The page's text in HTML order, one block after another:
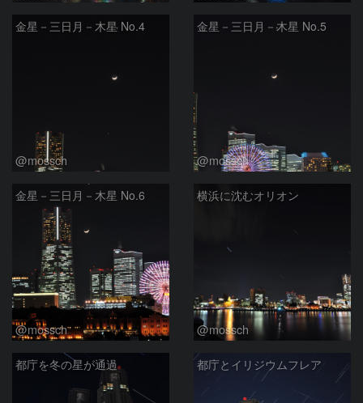
金星－三日月－木星 No.4
@mossch
金星－三日月－木星 No.5
@mossch
金星－三日月－木星 No.6
@mossch
横浜に沈むオリオン
@mossch
都庁を冬の星が通過 都庁とイリジウムフレア